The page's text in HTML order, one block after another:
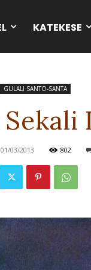
KATEKESE
GULALI SANTO-SANTA
01/03/2013 802